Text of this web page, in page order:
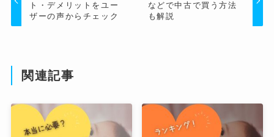
ト・デメリットをユー
ザーの声からチェック
などで中古で買う方法
も解説
関連記事